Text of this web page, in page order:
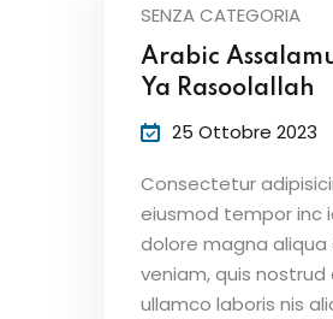
SENZA CATEGORIA
Arabic
Ya Rasoolallah
25 Ottobre 2023
Consectetur
eiusmod tempor inc
dolore magna aliqua
veniam, quis
ullamco laboris nis